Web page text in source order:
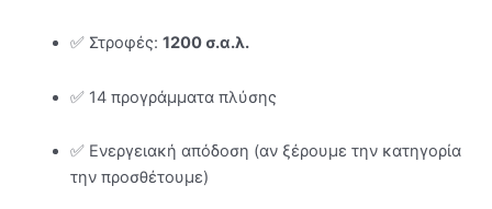
✅ Στροφές: 1200 σ.α.λ.
✅ 14 προγράμματα πλύσης
✅ Ενεργειακή απόδοση (αν ξέρουμε την κατηγορία
την προσθέτουμε)